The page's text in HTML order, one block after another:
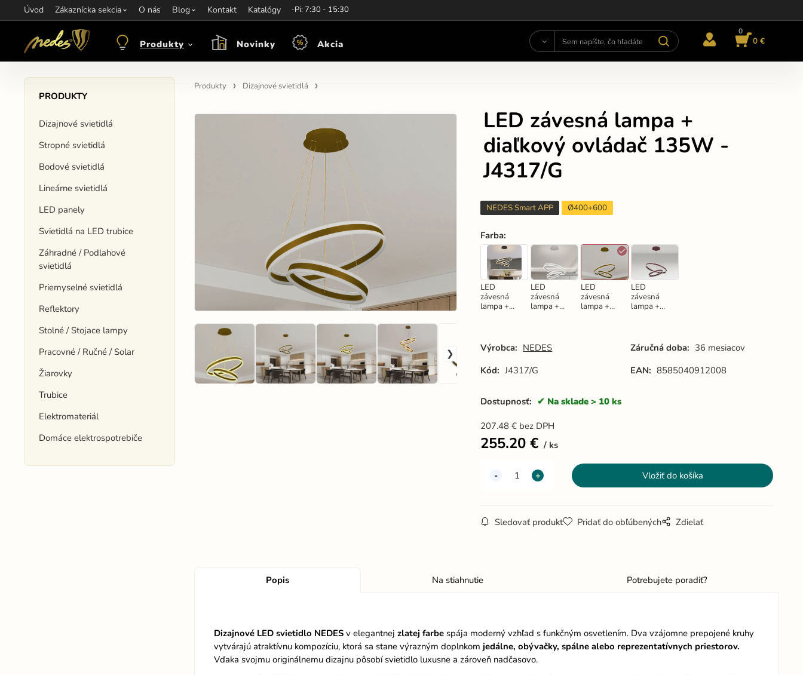
Úvod Zákaznícka sekcia O nás Blog Kontakt Katalógy
Informácie:info@nedes.sk Kontakt:+421 907 263 473Otváracie hodiny: Po-Pi: 7:30 - 15:30
Produkty Novinky Akcia
0
0 €
PRODUKTY
Dizajnové svietidlá
Stropné svietidlá
Bodové svietidlá
Lineárne svietidlá
LED panely
Svietidlá na LED trubice
Záhradné / Podlahové
svietidlá
Priemyselné svietidlá
Reflektory
Stolné / Stojace lampy
Pracovné / Ručné / Solar
Žiarovky
Trubice
Elektromateriál
Domáce elektrospotrebiče
Produkty Dizajnové svietidlá
LED závesná lampa +
diaľkový ovládač 135W -
J4317/G
NEDES Smart APP Ø400+600
Farba:
LED
závesná
lampa +
J4317/B
LED
závesná
lampa +
J4317/S
LED
závesná
lampa +
LED
závesná
lampa +
J4317/BR
Výrobca: NEDES Záručná doba: 36 mesiacov
Kód: J4317/G EAN: 8585040912008
Dostupnosť: Na sklade > 10 ks
207.48 € bez DPH
255.20 € ks
Sledovať produkt Pridať do obľúbených Zdielať
Popis Na stiahnutie Potrebujete poradiť?
Dizajnové LED svietidlo NEDESv elegantnej zlatej farbespája moderný vzhľad s funkčným osvetlením. Dva vzájomne prepojené kruhy
vytvárajú atraktívnu kompozíciu, ktorá sa stane výrazným doplnkom jedálne, obývačky, spálne alebo reprezentatívnych priestorov.
Vďaka svojmu originálnemu dizajnu pôsobí svietidlo luxusne a zároveň nadčasovo.